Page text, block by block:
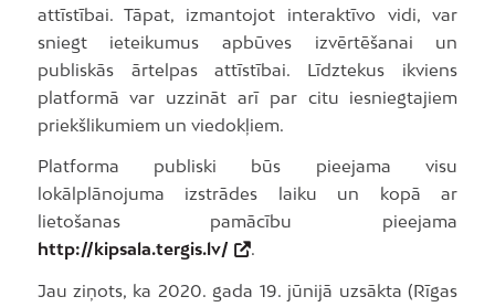
attīstībai. Tāpat, izmantojot interaktīvo vidi, var
sniegt ieteikumus apbūves izvērtēšanai un
publiskās ārtelpas attīstībai. Līdztekus ikviens
platformā var uzzināt arī par citu iesniegtajiem
priekšlikumiem un viedokļiem.
Platforma publiski būs pieejama visu
lokālplānojuma izstrādes laiku un kopā ar
lietošanas pamācību pieejama
http://kipsala.tergis.lv/
.
Jau ziņots, ka 2020. gada 19. jūnijā uzsākta (Rīgas